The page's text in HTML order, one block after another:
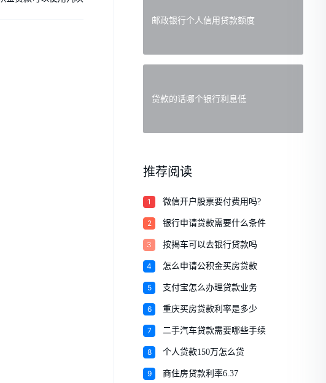
邮政银行个人信用贷款额度
贷款的话哪个银行利息低
推荐阅读
1 微信开户股票要付费用吗?
2 银行申请贷款需要什么条件
3 按揭车可以去银行贷款吗
4 怎么申请公积金买房贷款
5 支付宝怎么办理贷款业务
6 重庆买房贷款利率是多少
7 二手汽车贷款需要哪些手续
8 个人贷款150万怎么贷
9 商住房贷款利率6.37